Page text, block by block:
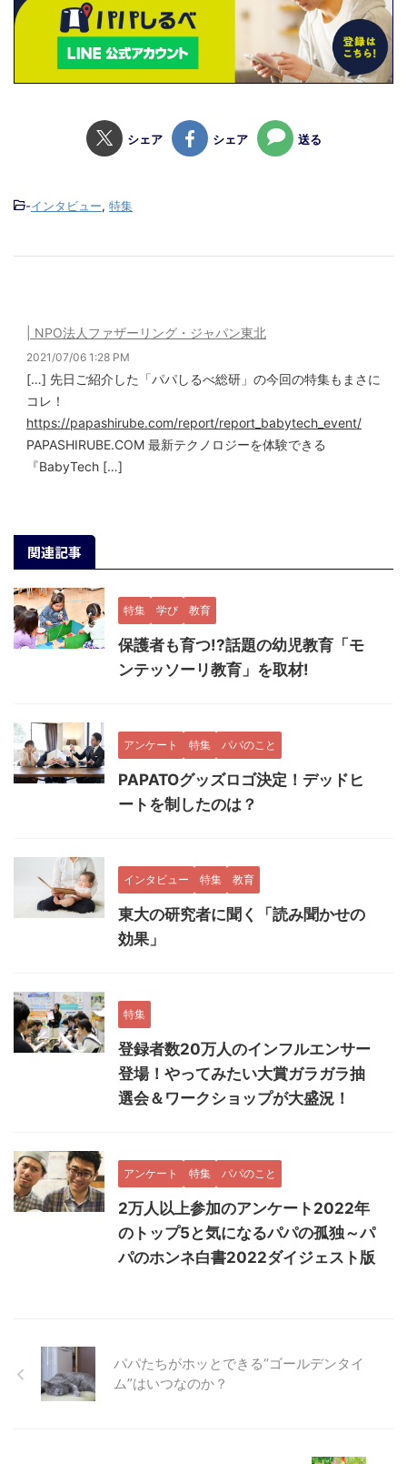
シェア シェア 送る
-インタビュー, 特集
| NPO法人ファザーリング・ジャパン東北
2021/07/06 1:28 PM
[…] 先日ご紹介した「パパしるべ総研」の今回の特集もまさに
コレ！
https://papashirube.com/report/report_babytech_event/
PAPASHIRUBE.COM 最新テクノロジーを体験できる
『BabyTech […]
関連記事
特集 学び 教育
保護者も育つ!?話題の幼児教育「モ
ンテッソーリ教育」を取材!
アンケート 特集 パパのこと
PAPATOグッズロゴ決定！デッドヒ
ートを制したのは？
インタビュー 特集 教育
東大の研究者に聞く「読み聞かせの
効果」
特集
登録者数20万人のインフルエンサー
登場！やってみたい大賞ガラガラ抽
選会＆ワークショップが大盛況！
アンケート 特集 パパのこと
2万人以上参加のアンケート2022年
のトップ5と気になるパパの孤独～パ
パのホンネ白書2022ダイジェスト版
パパたちがホッとできる“ゴールデンタイ
ム”はいつなのか？